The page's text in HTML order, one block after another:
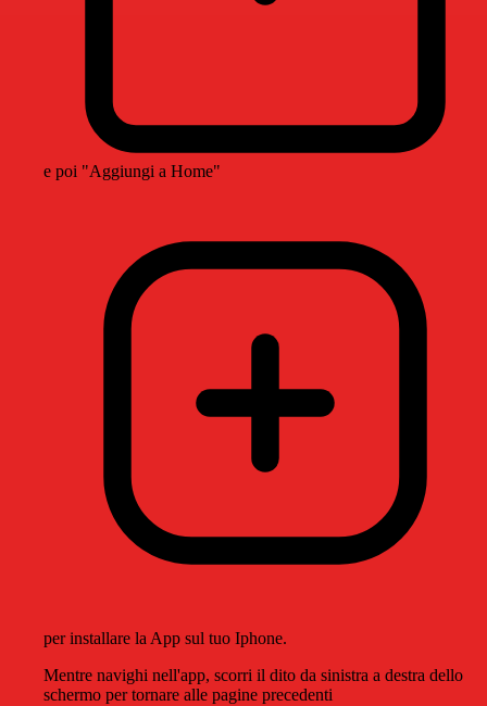
e poi "Aggiungi a Home"
per installare la App sul tuo Iphone.
Mentre navighi nell'app, scorri il dito da sinistra a destra dello
schermo per tornare alle pagine precedenti